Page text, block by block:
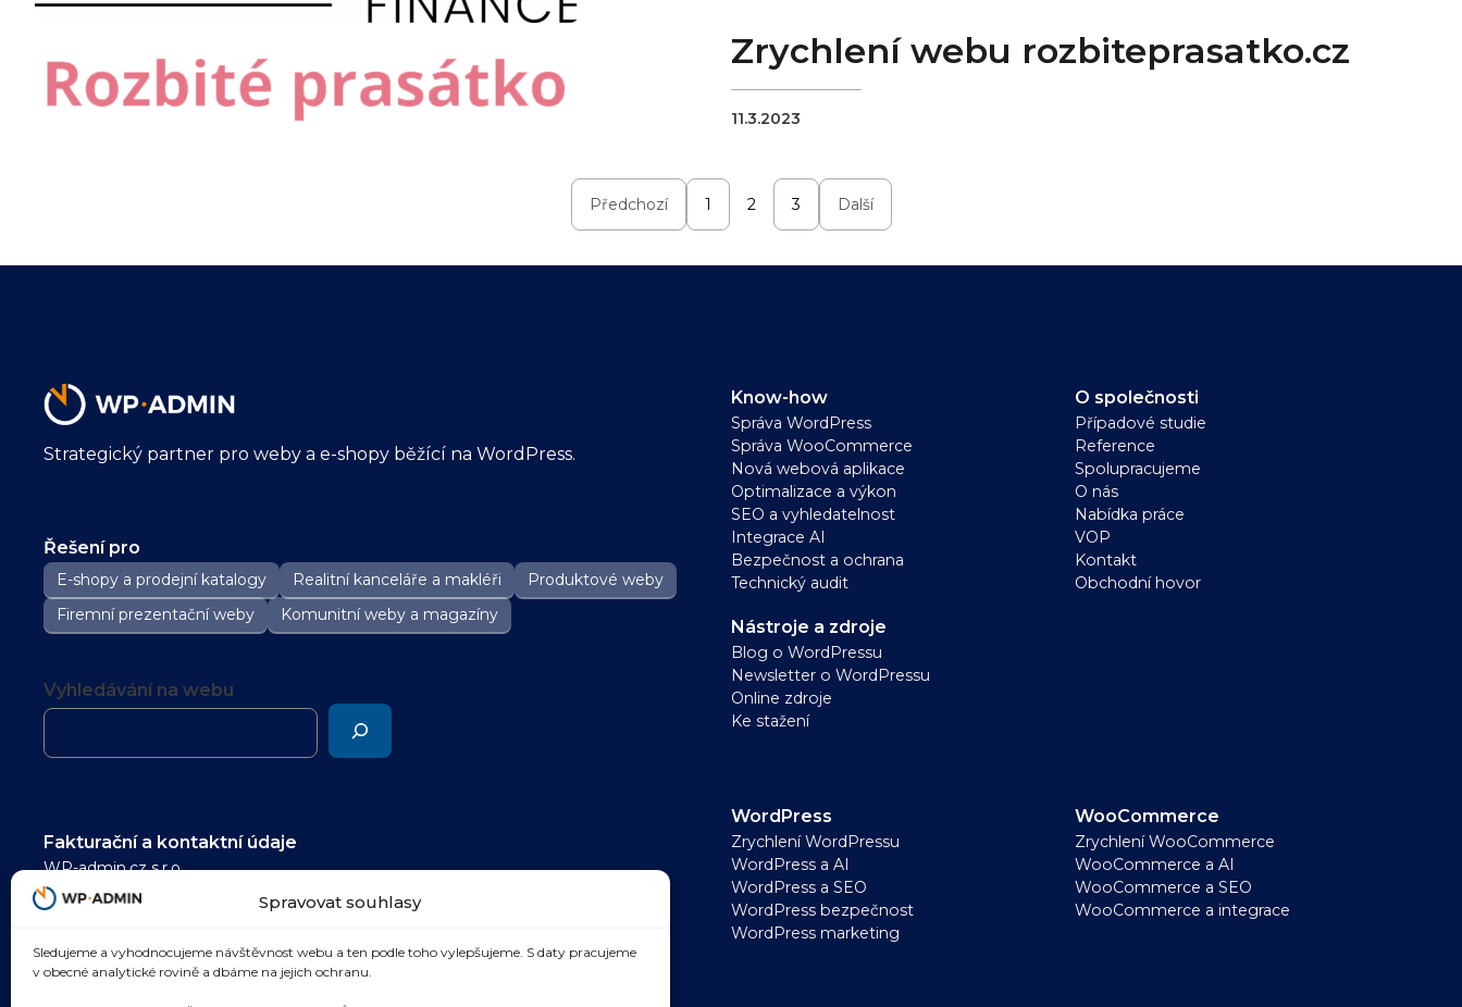
Spravovat souhlasy
Sledujeme a vyhodnocujeme návštěvnost webu a ten podle toho vylepšujeme. S daty pracujeme
v obecné analytické rovině a dbáme na jejich ochranu.
Zrychlení webu rozbiteprasatko.cz
11.3.2023
Předchozí 1 2 3 Další
Strategický partner pro weby a e-shopy běžící na WordPress.
Řešení pro
E-shopy a prodejní katalogy Realitní kanceláře a makléři
Produktové weby
Firemní prezentační weby
Komunitní weby a magazíny
Vyhledávání na webu
Fakturační a kontaktní údaje
WP-admin.cz s.r.o.
pomoc@wp-admin.cz
DIČ: CZ05985480
Dolní náměstí 305/21, Opava 746 01
Know-how
Správa WordPress
Správa WooCommerce
Nová webová aplikace
Optimalizace a výkon
SEO a vyhledatelnost
Integrace AI
Bezpečnost a ochrana
Technický audit
Nástroje a zdroje
Blog o WordPressu
Newsletter o WordPressu
Online zdroje
Ke stažení
O společnosti
Případové studie
Reference
Spolupracujeme
O nás
Nabídka práce
VOP
Kontakt
Obchodní hovor
WordPress
Zrychlení WordPressu
WordPress a AI
WordPress a SEO
WordPress bezpečnost
WordPress marketing
WooCommerce
Zrychlení WooCommerce
WooCommerce a AI
WooCommerce a SEO
WooCommerce a integrace